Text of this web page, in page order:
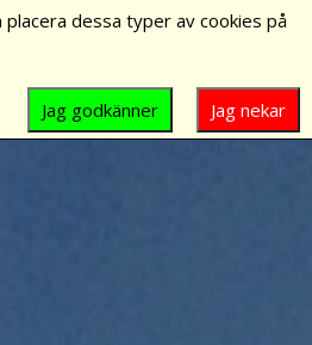
dessa typer av cookies på
Jag nekar
Jag godkänner